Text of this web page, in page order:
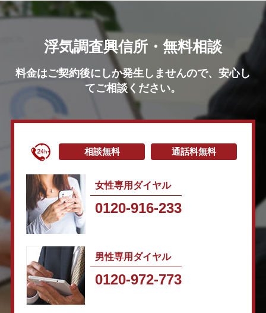
浮気調査興信所・無料相談
料金はご契約後にしか発生しませんので、安心し
てご相談ください。
相談無料 通話料無料
女性専用ダイヤル
0120-916-233
男性専用ダイヤル
0120-972-773